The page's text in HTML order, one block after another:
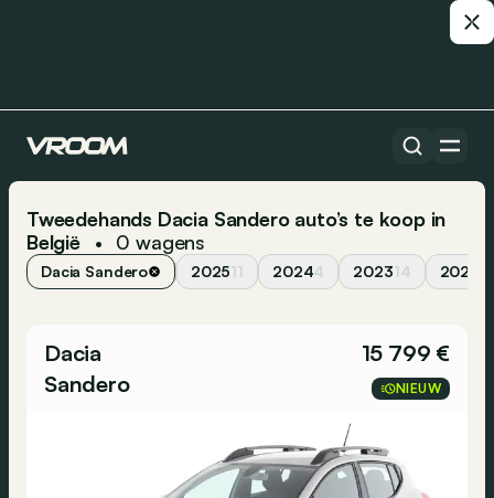
Tweedehands Dacia Sandero auto’s te koop in
België
• 0 wagens
Dacia Sandero 202511 20244 202314 2022
Dacia
Sandero
15 799 €
NIEUW